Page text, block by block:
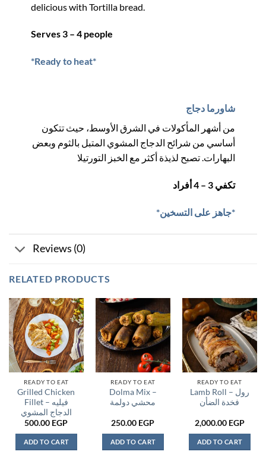
delicious with Tortilla bread.
Serves 3 – 4 people
*Ready to heat*
شاورما دجاج
من أشهر المأكولات في الشرق الأوسط، حيث تتكون
أساسي من شرائح الدجاج المشوي المتبل بالثوم وبعض
البهارات. تصبح لذيذة أكثر مع الخبز التورتيلا
تكفي 3 – 4 أفراد
*جاهز على التسخين*
Reviews (0)
RELATED PRODUCTS
READY TO EAT
Grilled Chicken
Fillet – فيليه
الدجاج المشوي
500.00 EGP
ADD TO CART
READY TO EAT
Dolma Mix –
محشي دولمة
250.00 EGP
ADD TO CART
READY TO EAT
Lamb Roll – رول
فخدة الضأن
2,000.00 EGP
ADD TO CART